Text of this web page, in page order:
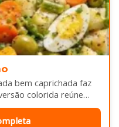
bem caprichada faz
colorida reúne